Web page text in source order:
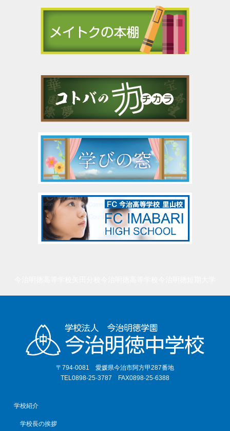
〒794-0081 愛媛県今治市阿方甲287番地
TEL0898-25-3787 FAX0898-25-6388
学校紹介
学校長の挨拶